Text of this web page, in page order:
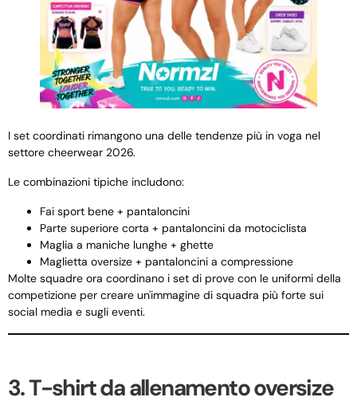
I set coordinati rimangono una delle tendenze più in voga nel
settore cheerwear 2026.
Le combinazioni tipiche includono:
Fai sport bene + pantaloncini
Parte superiore corta + pantaloncini da motociclista
Maglia a maniche lunghe + ghette
Maglietta oversize + pantaloncini a compressione
Molte squadre ora coordinano i set di prove con le uniformi della
competizione per creare un'immagine di squadra più forte sui
social media e sugli eventi.
3. T-shirt da allenamento oversize